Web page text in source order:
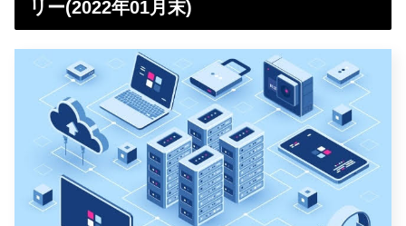
リー(2022年01月末)